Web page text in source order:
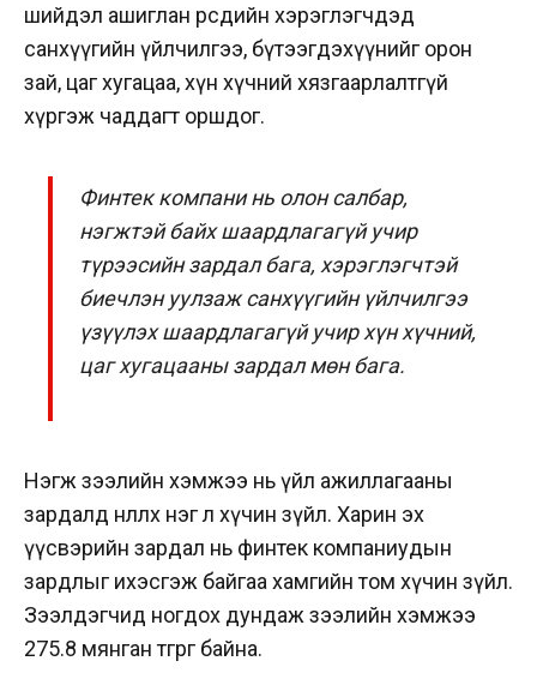
шийдэл ашиглан өөрсдийн хэрэглэгчдэд
санхүүгийн үйлчилгээ, бүтээгдэхүүнийг орон
зай, цаг хугацаа, хүн хүчний хязгаарлалтгүй
хүргэж чаддагт оршдог.
Финтек компани нь олон салбар,
нэгжтэй байх шаардлагагүй учир
түрээсийн зардал бага, хэрэглэгчтэй
биечлэн уулзаж санхүүгийн үйлчилгээ
үзүүлэх шаардлагагүй учир хүн хүчний,
цаг хугацааны зардал мөн бага.
Нэгж зээлийн хэмжээ нь үйл ажиллагааны
зардалд нөлөөлөх нэг л хүчин зүйл. Харин эх
үүсвэрийн зардал нь финтек компаниудын
зардлыг ихэсгэж байгаа хамгийн том хүчин зүйл.
Зээлдэгчид ногдох дундаж зээлийн хэмжээ
275.8 мянган төгрөг байна.